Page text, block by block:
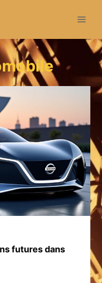
futures dans